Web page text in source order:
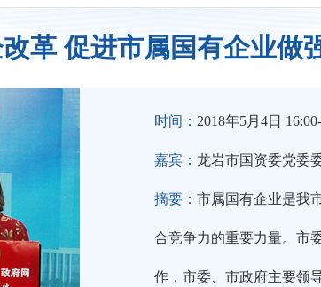
革 促进市属国有企业做
时间： 2018年5月4日
嘉宾： 龙岩市国资委党委
摘要： 市属国有企业是我
合竞争力的重要力量。市
作，市委、市政府主要领